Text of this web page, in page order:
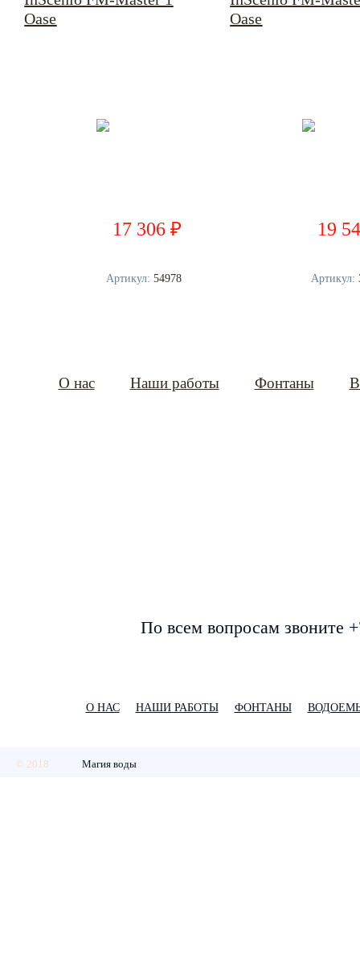
Oase
17 306 ₽
Артикул: 54978
Oase
19
Артикул:
О нас Наши работы Фонтаны
По всем вопросам звоните
О НАС НАШИ РАБОТЫ ФОНТАНЫ
© 2018 Магия воды